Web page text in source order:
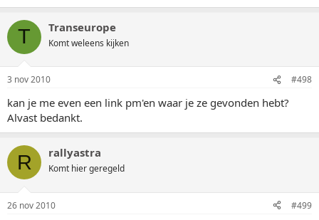
T Transeurope
Komt weleens kijken
3 nov 2010 #498
kan je me even een link pm'en waar je ze gevonden hebt?
Alvast bedankt.
R rallyastra
Komt hier geregeld
26 nov 2010 #499